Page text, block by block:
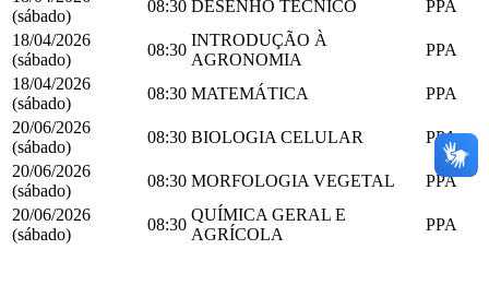
(sábado)
08:30 DESENHO TÉCNICO
PPA
18/04/2026
(sábado)
08:30
INTRODUÇÃO À
AGRONOMIA
PPA
18/04/2026
(sábado)
08:30 MATEMÁTICA
PPA
20/06/2026
(sábado)
08:30 BIOLOGIA CELULAR
PPA
20/06/2026
(sábado)
08:30 MORFOLOGIA VEGETAL
PPA
20/06/2026
(sábado)
08:30
QUÍMICA GERAL E
AGRÍCOLA
PPA